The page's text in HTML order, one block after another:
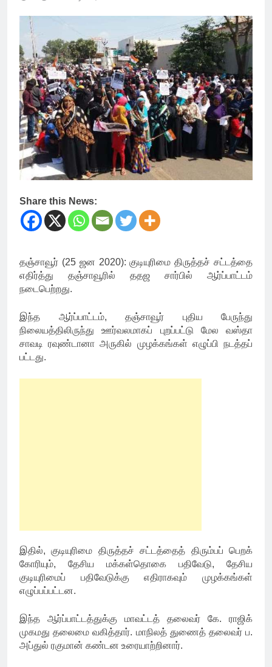
Share this News:
தஞ்சாவூர் (25 ஜன 2020): குடியுரிமை திருத்தச் சட்டத்தை
எதிர்த்து தஞ்சாவூரில் ததஜ சார்பில் ஆர்ப்பாட்டம்
நடைபெற்றது.
இந்த ஆர்ப்பாட்டம், தஞ்சாவூர் புதிய பேருந்து
நிலையத்திலிருந்து ஊர்வலமாகப் புறப்பட்டு மேல வஸ்தா
சாவடி ரவுண்டானா அருகில் முழக்கங்கள் எழுப்பி நடத்தப்
பட்டது.
இதில், குடியுரிமை திருத்தச் சட்டத்தைத் திரும்பப் பெறக்
கோரியும், தேசிய மக்கள்தொகை பதிவேடு, தேசிய
குடியுரிமைப் பதிவேடுக்கு எதிராகவும் முழக்கங்கள்
எழுப்பப்பட்டன.
இந்த ஆர்ப்பாட்டத்துக்கு மாவட்டத் தலைவர் கே. ராஜிக்
முகமது தலைமை வகித்தார். மாநிலத் துணைத் தலைவர் ப.
அப்துல் ரகுமான் கண்டன உரையாற்றினார்.